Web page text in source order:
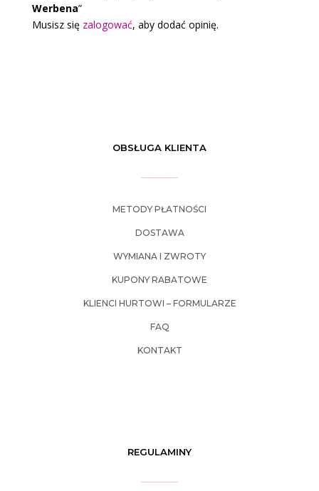
Werbena”
Musisz się zalogować, aby dodać opinię.
OBSŁUGA KLIENTA
METODY PŁATNOŚCI
DOSTAWA
WYMIANA I ZWROTY
KUPONY RABATOWE
KLIENCI HURTOWI – FORMULARZE
FAQ
KONTAKT
REGULAMINY